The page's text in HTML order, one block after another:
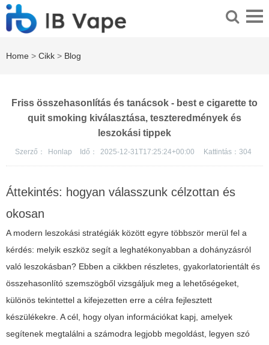
Home > Cikk > Blog
Friss összehasonlítás és tanácsok - best e cigarette to
quit smoking kiválasztása, teszteredmények és
leszokási tippek
Szerző： Honlap Idő： 2025-12-31T17:25:24+00:00 Kattintás： 304
Áttekintés: hogyan válasszunk célzottan és
okosan
A modern leszokási stratégiák között egyre többször merül fel a
kérdés: melyik eszköz segít a leghatékonyabban a dohányzásról
való leszokásban? Ebben a cikkben részletes, gyakorlatorientált és
összehasonlító szemszögből vizsgáljuk meg a lehetőségeket,
különös tekintettel a kifejezetten erre a célra fejlesztett
készülékekre. A cél, hogy olyan információkat kapj, amelyek
segítenek megtalálni a számodra legjobb megoldást, legyen szó